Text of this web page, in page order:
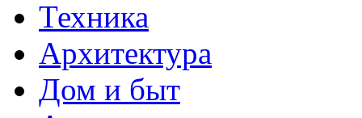
Техника
Архитектура
Дом и быт